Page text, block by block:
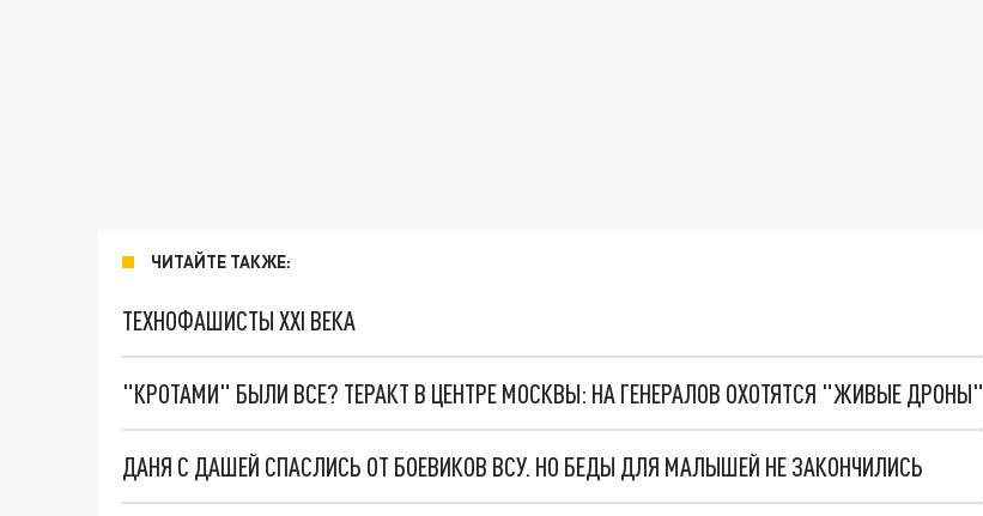
ЧИТАЙТЕ ТАКЖЕ:
ТЕХНОФАШИСТЫ XXI ВЕКА
"КРОТАМИ" БЫЛИ ВСЕ? ТЕРАКТ В ЦЕНТРЕ МОСКВЫ: НА ГЕНЕРАЛОВ ОХОТЯТСЯ "ЖИВЫЕ ДРОНЫ"
ДАНЯ С ДАШЕЙ СПАСЛИСЬ ОТ БОЕВИКОВ ВСУ. НО БЕДЫ ДЛЯ МАЛЫШЕЙ НЕ ЗАКОНЧИЛИСЬ